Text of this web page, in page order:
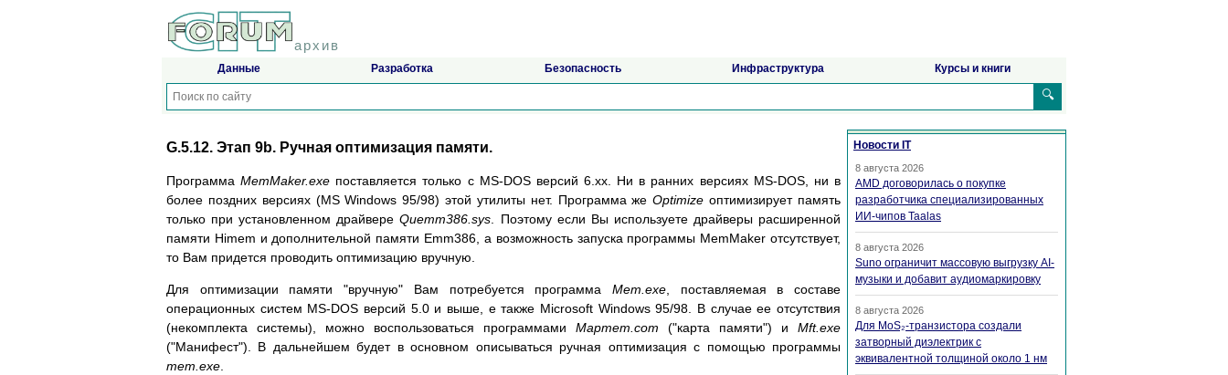
архив
Данные Разработка Безопасность Инфраструктура Курсы и книги
🔍
G.5.12. Этап 9b. Ручная оптимизация памяти.
ПрограммаMemMaker.exe поставляется только с MS-DOS версий 6.xx. Ни в ранних версиях MS-DOS, ни в
более поздних версиях (MS Windows 95/98) этой утилиты нет. Программа жеOptimize оптимизирует память
только при установленном драйвереQuemm386.sys . Поэтому если Вы используете драйверы расширенной
памяти Himem и дополнительной памяти Emm386, а возможность запуска программы MemMaker отсутствует,
то Вам придется проводить оптимизацию вручную.
Для оптимизации памяти "вручную" Вам потребуется программа Mem.exe, поставляемая в составе
операционных систем MS-DOS версий 5.0 и выше, е также Microsoft Windows 95/98. В случае ее отсутствия
(некомплекта системы), можно воспользоваться программами Mapmem.com ("карта памяти") и Mft.exe
("Манифест"). В дальнейшем будет в основном описываться ручная оптимизация с помощью программы
mem.exe
Новости IT
8 августа 2026
AMD договорилась о покупке
разработчика специализированных
ИИ-чипов Taalas
8 августа 2026
Suno ограничит массовую выгрузку AI-
музыки и добавит аудиомаркировку
8 августа 2026
Для MoS₂-транзистора создали
затворный диэлектрик с
эквивалентной толщиной около 1 нм